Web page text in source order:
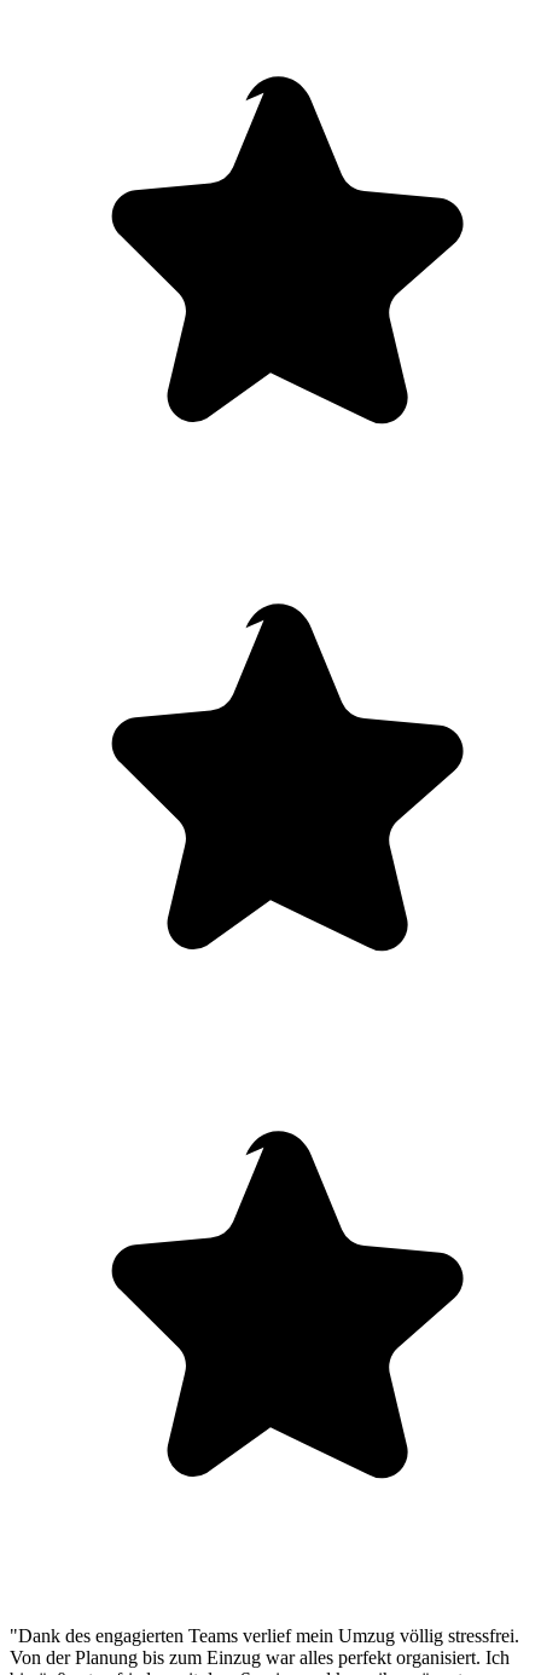
"Dank des engagierten Teams verlief mein Umzug völlig stressfrei.
Von der Planung bis zum Einzug war alles perfekt organisiert. Ich